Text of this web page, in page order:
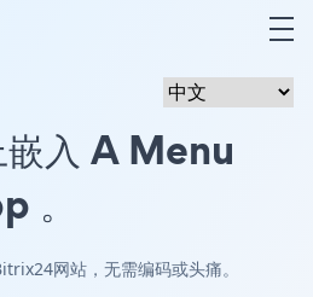
嵌入 A Menu
。
网站，无需编码或头痛。